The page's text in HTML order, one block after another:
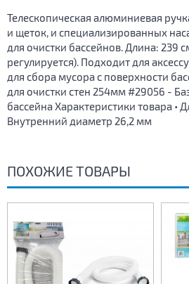
Телескопическая алюминиевая
и щеток, и специализированных
для очистки бассейнов. Длина: 239
регулируется). Подходит для
для сбора мусора с поверхности
для очистки стен 254мм #29056 -
бассейна Характеристики товара •
Внутренний диаметр 26,2 мм
ПОХОЖИЕ ТОВАРЫ